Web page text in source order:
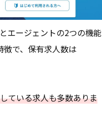
エージェントの2つの機能
で、保有求人数は
ている求人も多数ありま